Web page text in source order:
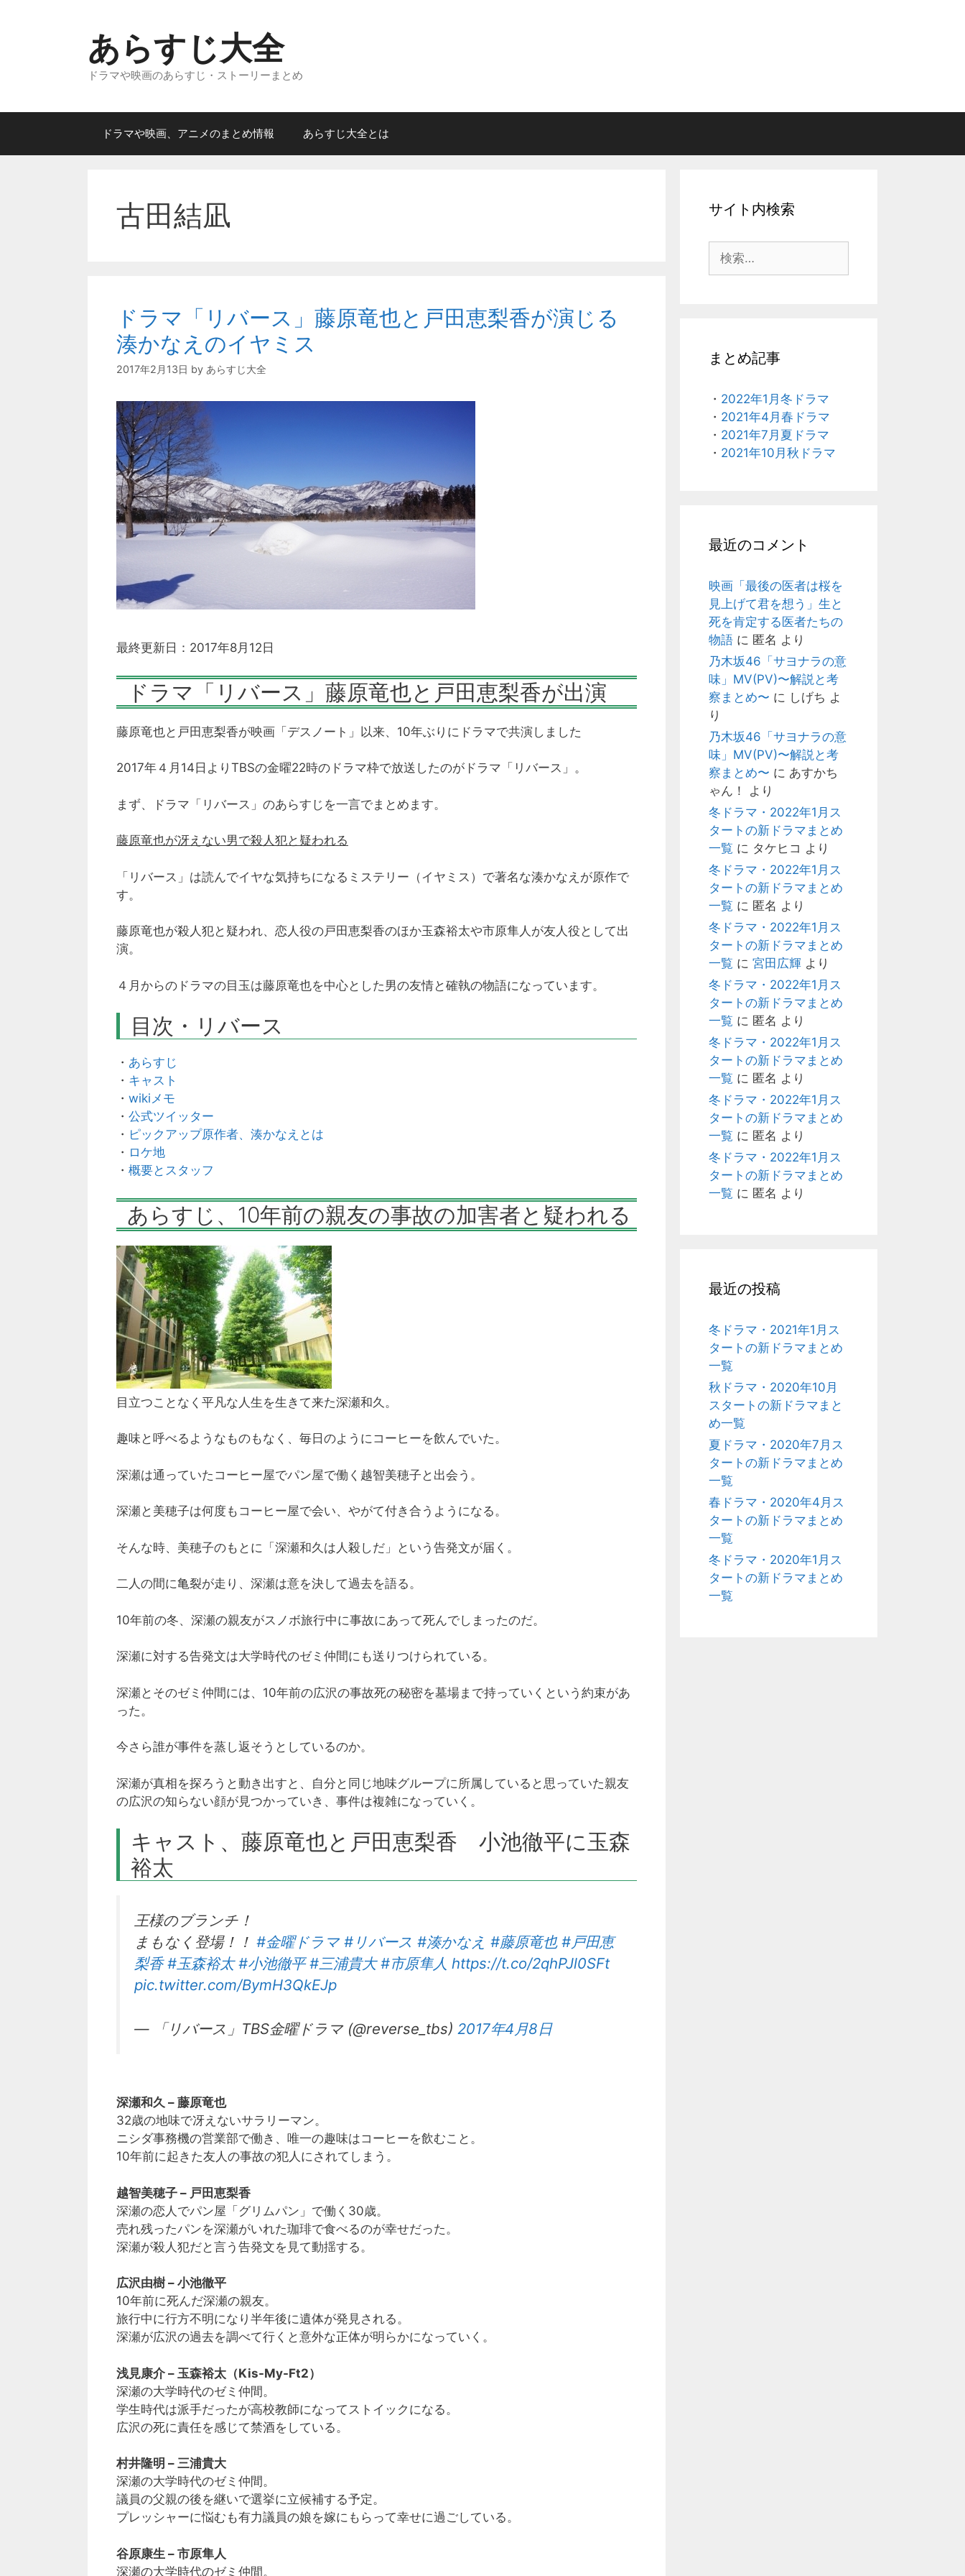
ス
ッ
あらすじ大全
ドラマや映画のあらすじ・ストーリーまとめ
ドラマや映画、アニメのまとめ情報 あらすじ大全とは
古田結凪
ドラマ「リバース」藤原竜也と戸田恵梨香が演じる
湊かなえのイヤミス
2017年2月13日 by あらすじ大全
最終更新日：2017年8月12日
ドラマ「リバース」藤原竜也と戸田恵梨香が出演
藤原竜也と戸田恵梨香が映画「デスノート」以来、10年ぶりにドラマで共演しました
2017年４月14日よりTBSの金曜22時のドラマ枠で放送したのがドラマ「リバース」。
まず、ドラマ「リバース」のあらすじを一言でまとめます。
藤原竜也が冴えない男で殺人犯と疑われる
「リバース」は読んでイヤな気持ちになるミステリー（イヤミス）で著名な湊かなえが原作で
す。
藤原竜也が殺人犯と疑われ、恋人役の戸田恵梨香のほか玉森裕太や市原隼人が友人役として出
演。
４月からのドラマの目玉は藤原竜也を中心とした男の友情と確執の物語になっています。
目次・リバース
・ あらすじ
・ キャスト
・ wikiメモ
・ 公式ツイッター
・ ピックアップ原作者、湊かなえとは
・ ロケ地
・ 概要とスタッフ
あらすじ、10年前の親友の事故の加害者と疑われる
目立つことなく平凡な人生を生きて来た深瀬和久。
趣味と呼べるようなものもなく、毎日のようにコーヒーを飲んでいた。
深瀬は通っていたコーヒー屋でパン屋で働く越智美穂子と出会う。
深瀬と美穂子は何度もコーヒー屋で会い、やがて付き合うようになる。
そんな時、美穂子のもとに「深瀬和久は人殺しだ」という告発文が届く。
二人の間に亀裂が走り、深瀬は意を決して過去を語る。
10年前の冬、深瀬の親友がスノボ旅行中に事故にあって死んでしまったのだ。
深瀬に対する告発文は大学時代のゼミ仲間にも送りつけられている。
深瀬とそのゼミ仲間には、10年前の広沢の事故死の秘密を墓場まで持っていくという約束があ
った。
今さら誰が事件を蒸し返そうとしているのか。
深瀬が真相を探ろうと動き出すと、自分と同じ地味グループに所属していると思っていた親友
の広沢の知らない顔が見つかっていき、事件は複雑になっていく。
キャスト、藤原竜也と戸田恵梨香 小池徹平に玉森
裕太
王様のブランチ！
まもなく登場！！ #金曜ドラマ #リバース #湊かなえ #藤原竜也 #戸田恵
梨香 #玉森裕太 #小池徹平 #三浦貴大 #市原隼人 https://t.co/2qhPJl0SFt
pic.twitter.com/BymH3QkEJp
— 「リバース」TBS金曜ドラマ (@reverse_tbs) 2017年4月8日
深瀬和久 – 藤原竜也
32歳の地味で冴えないサラリーマン。
ニシダ事務機の営業部で働き、唯一の趣味はコーヒーを飲むこと。
10年前に起きた友人の事故の犯人にされてしまう。
越智美穂子 – 戸田恵梨香
深瀬の恋人でパン屋「グリムパン」で働く30歳。
売れ残ったパンを深瀬がいれた珈琲で食べるのが幸せだった。
深瀬が殺人犯だと言う告発文を見て動揺する。
広沢由樹 – 小池徹平
10年前に死んだ深瀬の親友。
旅行中に行方不明になり半年後に遺体が発見される。
深瀬が広沢の過去を調べて行くと意外な正体が明らかになっていく。
浅見康介 – 玉森裕太（Kis-My-Ft2）
深瀬の大学時代のゼミ仲間。
学生時代は派手だったが高校教師になってストイックになる。
広沢の死に責任を感じて禁酒をしている。
村井隆明 – 三浦貴大
深瀬の大学時代のゼミ仲間。
議員の父親の後を継いで選挙に立候補する予定。
プレッシャーに悩むも有力議員の娘を嫁にもらって幸せに過ごしている。
谷原康生 – 市原隼人
深瀬の大学時代のゼミ仲間。
サイト内検索
索:
まとめ記事
・ 2022年1月冬ドラマ
・ 2021年4月春ドラマ
・ 2021年7月夏ドラマ
・ 2021年10月秋ドラマ
最近のコメント
映画「最後の医者は桜を
見上げて君を想う」生と
死を肯定する医者たちの
物語 に 匿名 より
乃木坂46「サヨナラの意
味」MV(PV)〜解説と考
察まとめ〜 に しげち よ
り
乃木坂46「サヨナラの意
味」MV(PV)〜解説と考
察まとめ〜 に あすかち
ゃん！
より
冬ドラマ・2022年1月ス
タートの新ドラマまとめ
一覧 に タケヒコ より
冬ドラマ・2022年1月ス
タートの新ドラマまとめ
一覧 に 匿名 より
冬ドラマ・2022年1月ス
タートの新ドラマまとめ
一覧 に 宮田広輝 より
冬ドラマ・2022年1月ス
タートの新ドラマまとめ
一覧 に 匿名 より
冬ドラマ・2022年1月ス
タートの新ドラマまとめ
一覧 に 匿名 より
冬ドラマ・2022年1月ス
タートの新ドラマまとめ
一覧 に 匿名 より
冬ドラマ・2022年1月ス
タートの新ドラマまとめ
一覧 に 匿名 より
最近の投稿
冬ドラマ・2021年1月ス
タートの新ドラマまとめ
一覧
秋ドラマ・2020年10月
スタートの新ドラマまと
め一覧
夏ドラマ・2020年7月ス
タートの新ドラマまとめ
一覧
春ドラマ・2020年4月ス
タートの新ドラマまとめ
一覧
冬ドラマ・2020年1月ス
タートの新ドラマまとめ
一覧